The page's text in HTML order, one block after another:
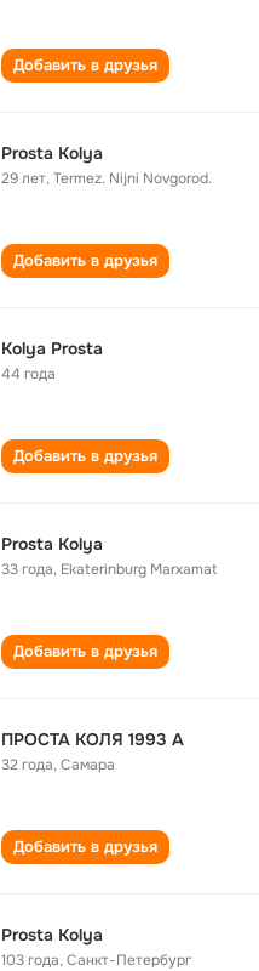
Добавить в друзья
Prosta Kolya
29 лет,Termez. Nijni Novgorod.
Добавить в друзья
Kolya Prosta
44 года
Добавить в друзья
Prosta Kolya
33 года, Ekaterinburg Marxamat
Добавить в друзья
ПРОСТА КОЛЯ 1993 А
32 года,Самара
Добавить в друзья
Prosta Kolya
103 года,Санкт-Петербург